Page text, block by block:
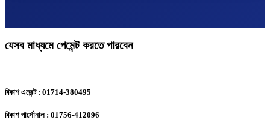
যেসব মাধ্যমে পেমেন্ট করতে পারবেন
বিকাশ এজেন্ট : 01714-380495
বিকাশ পার্সোনাল : 01756-412096